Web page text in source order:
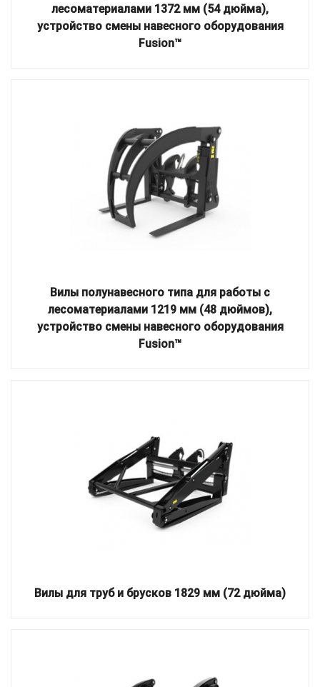
лесоматериалами 1372 мм (54 дюйма),
устройство смены навесного оборудования
Fusion™
Вилы полунавесного типа для работы с
лесоматериалами 1219 мм (48 дюймов),
устройство смены навесного оборудования
Fusion™
Вилы для труб и брусков 1829 мм (72 дюйма)